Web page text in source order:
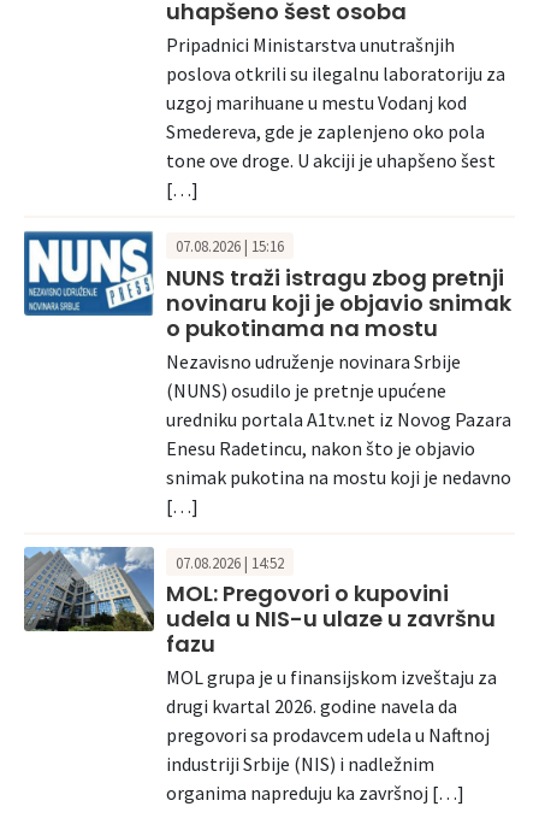
uhapšeno šest osoba
Pripadnici Ministarstva unutrašnjih
poslova otkrili su ilegalnu laboratoriju za
uzgoj marihuane u mestu Vodanj kod
Smedereva, gde je zaplenjeno oko pola
tone ove droge. U akciji je uhapšeno šest
[…]
07.08.2026 | 15:16
NUNS traži istragu zbog pretnji
novinaru koji je objavio snimak
o pukotinama na mostu
Nezavisno udruženje novinara Srbije
(NUNS) osudilo je pretnje upućene
uredniku portala A1tv.net iz Novog Pazara
Enesu Radetincu, nakon što je objavio
snimak pukotina na mostu koji je nedavno
[…]
07.08.2026 | 14:52
MOL: Pregovori o kupovini
udela u NIS-u ulaze u završnu
fazu
MOL grupa je u finansijskom izveštaju za
drugi kvartal 2026. godine navela da
pregovori sa prodavcem udela u Naftnoj
industriji Srbije (NIS) i nadležnim
organima napreduju ka završnoj […]